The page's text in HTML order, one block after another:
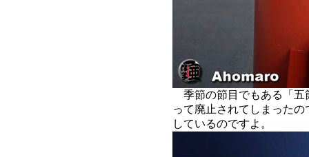
季節の節目でもある「五
って廃止されてしまった
しているのですよ。